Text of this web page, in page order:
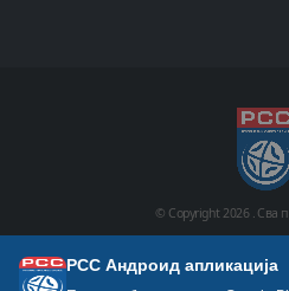
© Copyright2026 . Сва
Почетна Историја Фото
РСС Андроид апликација